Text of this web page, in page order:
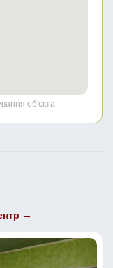
об'єкта
→